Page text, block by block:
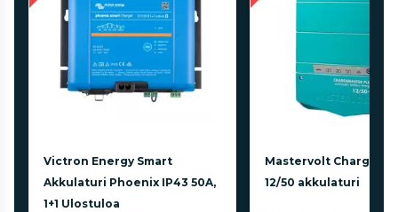
Victron Energy Smart
Akkulaturi Phoenix IP43 50A,
1+1 Ulostuloa
Mastervolt
12/50 akkulaturi